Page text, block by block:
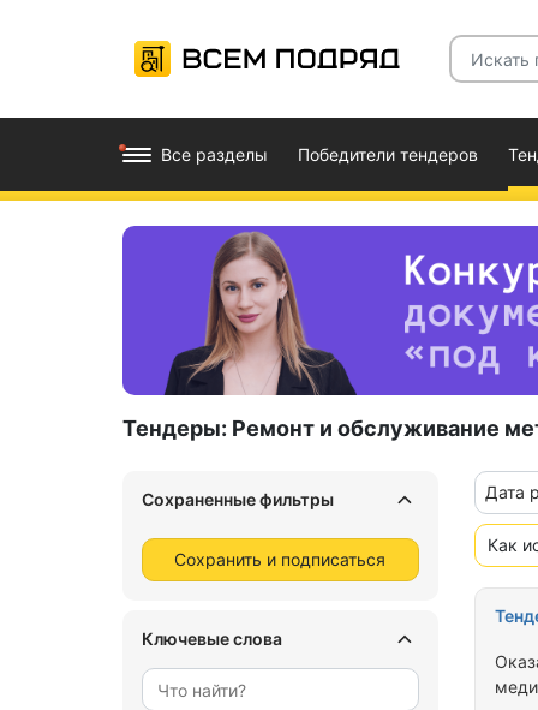
Все разделы Победители тендеров
Тендеры: Ремонт и обслуживание
Сохраненные фильтры
Сохранить и подписаться
Ключевые слова
Дата
Как